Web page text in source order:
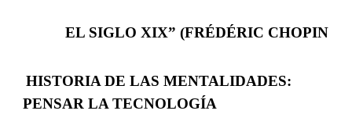
EL SIGLO XIX” (FRÉDÉRIC CHOPIN
HISTORIA DE LAS MENTALIDADES:
PENSAR LA TECNOLOGÍA